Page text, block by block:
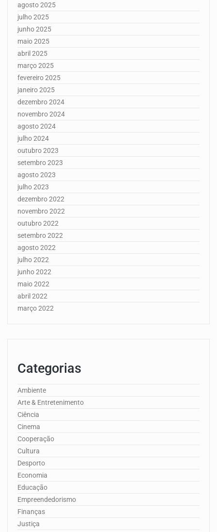
agosto 2025
julho 2025
junho 2025
maio 2025
abril 2025
março 2025
fevereiro 2025
janeiro 2025
dezembro 2024
novembro 2024
agosto 2024
julho 2024
outubro 2023
setembro 2023
agosto 2023
julho 2023
dezembro 2022
novembro 2022
outubro 2022
setembro 2022
agosto 2022
julho 2022
junho 2022
maio 2022
abril 2022
março 2022
Categorias
Ambiente
Arte & Entretenimento
Ciência
Cinema
Cooperação
Cultura
Desporto
Economia
Educação
Empreendedorismo
Finanças
Justiça